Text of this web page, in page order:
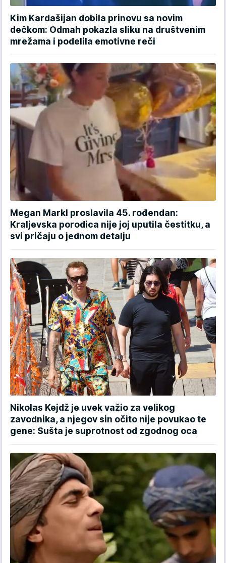
Kim Kardašijan dobila prinovu sa novim
dečkom: Odmah pokazla sliku na društvenim
mrežama i podelila emotivne reči
Megan Markl proslavila 45. rođendan:
Kraljevska porodica nije joj uputila čestitku, a
svi pričaju o jednom detalju
Nikolas Kejdž je uvek važio za velikog
zavodnika, a njegov sin očito nije povukao te
gene: Sušta je suprotnost od zgodnog oca